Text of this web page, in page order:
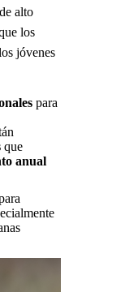
alto
los
jóvenes
para
que
anual